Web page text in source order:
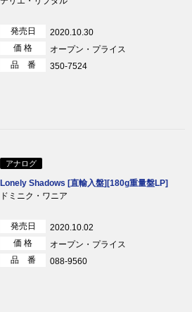
発売日
2020.10.30
価 格
オープン・プライス
品 番
350-7524
アナログ
Lonely Shadows [直輸入盤][180g重量盤LP]
ドミニク・ワニア
発売日
2020.10.02
価 格
オープン・プライス
品 番
088-9560